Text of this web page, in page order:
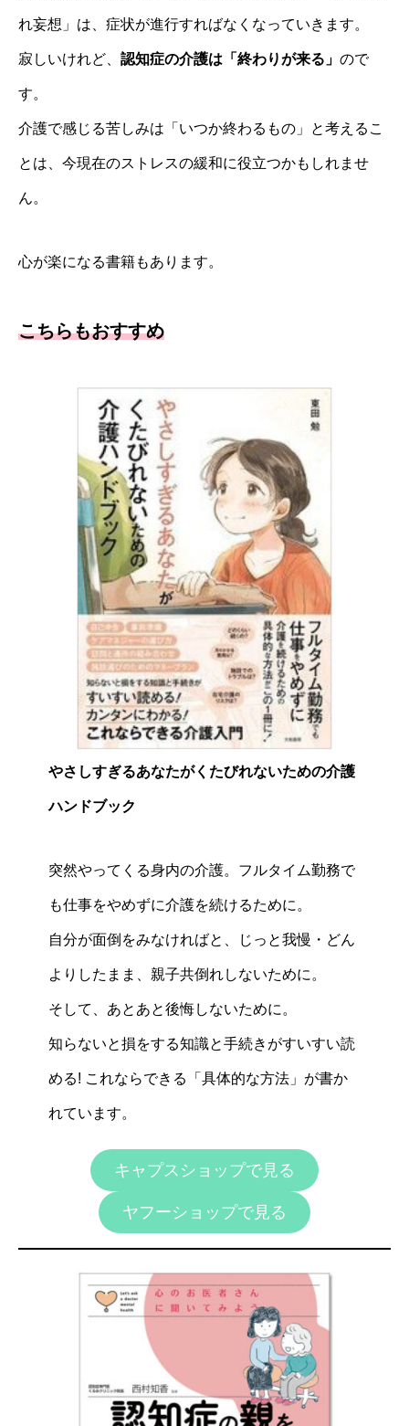
れ妄想」は、症状が進行すればなくなっていきます。
寂しいけれど、 認知症の介護は「終わりが来る」 ので
す。
介護で感じる苦しみは「いつか終わるもの」と考えるこ
とは、今現在のストレスの緩和に役立つかもしれませ
ん。
心が楽になる書籍もあります。
こちらもおすすめ
やさしすぎるあなたがくたびれないための介護
ハンドブック
突然やってくる身内の介護。フルタイム勤務で
も仕事をやめずに介護を続けるために。
自分が面倒をみなければと、じっと我慢・どん
よりしたまま、親子共倒れしないために。
そして、あとあと後悔しないために。
知らないと損をする知識と手続きがすいすい読
める! これならできる「具体的な方法」が書か
れています。
キャプスショップで見る
ヤフーショップで見る